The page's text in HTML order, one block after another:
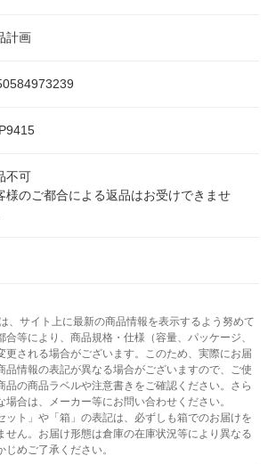
計画
不可
様のご都合による返品はお受けできませ
、サイト上に最新の商品情報を表示するよう努めて
等により、商品規格・仕様（容量、パッケージ、
更される場合がございます。このため、実際にお届
品情報の表記が異なる場合がございますので、ご使
品の商品ラベルや注意書きをご確認ください。さら
合は、メーカー等にお問い合わせください。
ット」や「箱」の表記は、必ずしも箱でのお届けを
せん。お届け形態は倉庫の在庫状況等により異なる
めご了承ください。